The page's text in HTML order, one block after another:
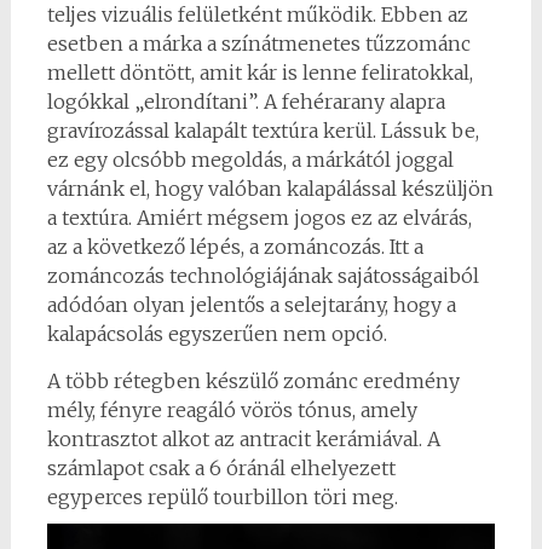
teljes vizuális felületként működik. Ebben az
esetben a márka a színátmenetes tűzzománc
mellett döntött, amit kár is lenne feliratokkal,
logókkal „elrondítani”. A fehérarany alapra
gravírozással kalapált textúra kerül. Lássuk be,
ez egy olcsóbb megoldás, a márkától joggal
várnánk el, hogy valóban kalapálással készüljön
a textúra. Amiért mégsem jogos ez az elvárás,
az a következő lépés, a zománcozás. Itt a
zománcozás technológiájának sajátosságaiból
adódóan olyan jelentős a selejtarány, hogy a
kalapácsolás egyszerűen nem opció.
A több rétegben készülő zománc eredmény
mély, fényre reagáló vörös tónus, amely
kontrasztot alkot az antracit kerámiával. A
számlapot csak a 6 óránál elhelyezett
egyperces repülő tourbillon töri meg.